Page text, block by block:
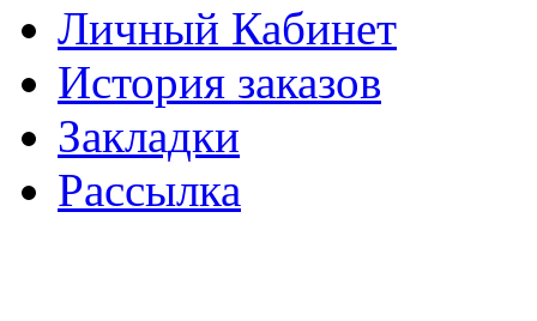
Личный Кабинет
История заказов
Закладки
Рассылка